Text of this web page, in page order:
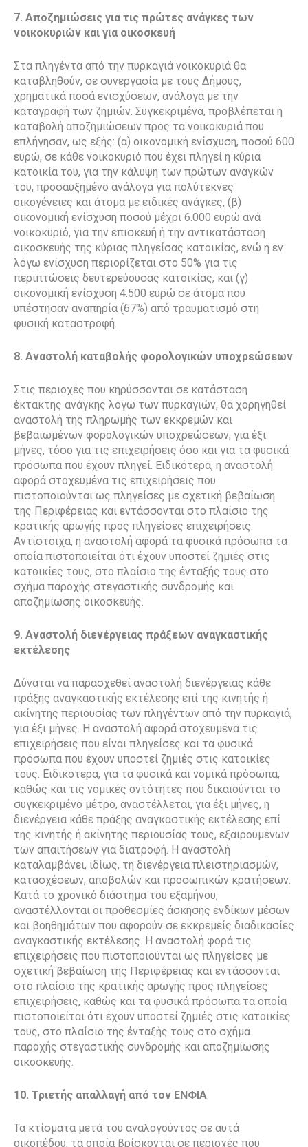
7. Αποζημιώσεις για τις πρώτες ανάγκες των
νοικοκυριών και για οικοσκευή
Στα πληγέντα από την πυρκαγιά νοικοκυριά θα
καταβληθούν, σε συνεργασία με τους Δήμους,
χρηματικά ποσά ενισχύσεων, ανάλογα με την
καταγραφή των ζημιών. Συγκεκριμένα, προβλέπεται η
καταβολή αποζημιώσεων προς τα νοικοκυριά που
επλήγησαν, ως εξής: (α) οικονομική ενίσχυση, ποσού 600
ευρώ, σε κάθε νοικοκυριό που έχει πληγεί η κύρια
κατοικία του, για την κάλυψη των πρώτων αναγκών
του, προσαυξημένο ανάλογα για πολύτεκνες
οικογένειες και άτομα με ειδικές ανάγκες, (β)
οικονομική ενίσχυση ποσού μέχρι 6.000 ευρώ ανά
νοικοκυριό, για την επισκευή ή την αντικατάσταση
οικοσκευής της κύριας πληγείσας κατοικίας, ενώ η εν
λόγω ενίσχυση περιορίζεται στο 50% για τις
περιπτώσεις δευτερεύουσας κατοικίας, και (γ)
οικονομική ενίσχυση 4.500 ευρώ σε άτομα που
υπέστησαν αναπηρία (67%) από τραυματισμό στη
φυσική καταστροφή.
8. Αναστολή καταβολής φορολογικών υποχρεώσεων
Στις περιοχές που κηρύσσονται σε κατάσταση
έκτακτης ανάγκης λόγω των πυρκαγιών, θα χορηγηθεί
αναστολή της πληρωμής των εκκρεμών και
βεβαιωμένων φορολογικών υποχρεώσεων, για έξι
μήνες, τόσο για τις επιχειρήσεις όσο και για τα φυσικά
πρόσωπα που έχουν πληγεί. Ειδικότερα, η αναστολή
αφορά στοχευμένα τις επιχειρήσεις που
πιστοποιούνται ως πληγείσες με σχετική βεβαίωση
της Περιφέρειας και εντάσσονται στο πλαίσιο της
κρατικής αρωγής προς πληγείσες επιχειρήσεις.
Αντίστοιχα, η αναστολή αφορά τα φυσικά πρόσωπα τα
οποία πιστοποιείται ότι έχουν υποστεί ζημιές στις
κατοικίες τους, στο πλαίσιο της ένταξής τους στο
σχήμα παροχής στεγαστικής συνδρομής και
αποζημίωσης οικοσκευής.
9. Αναστολή διενέργειας πράξεων αναγκαστικής
εκτέλεσης
Δύναται να παρασχεθεί αναστολή διενέργειας κάθε
πράξης αναγκαστικής εκτέλεσης επί της κινητής ή
ακίνητης περιουσίας των πληγέντων από την πυρκαγιά,
για έξι μήνες. Η αναστολή αφορά στοχευμένα τις
επιχειρήσεις που είναι πληγείσες και τα φυσικά
πρόσωπα που έχουν υποστεί ζημιές στις κατοικίες
τους. Ειδικότερα, για τα φυσικά και νομικά πρόσωπα,
καθώς και τις νομικές οντότητες που δικαιούνται το
συγκεκριμένο μέτρο, αναστέλλεται, για έξι μήνες, η
διενέργεια κάθε πράξης αναγκαστικής εκτέλεσης επί
της κινητής ή ακίνητης περιουσίας τους, εξαιρουμένων
των απαιτήσεων για διατροφή. Η αναστολή
καταλαμβάνει, ιδίως, τη διενέργεια πλειστηριασμών,
κατασχέσεων, αποβολών και προσωπικών κρατήσεων.
Κατά το χρονικό διάστημα του εξαμήνου,
αναστέλλονται οι προθεσμίες άσκησης ενδίκων μέσων
και βοηθημάτων που αφορούν σε εκκρεμείς διαδικασίες
αναγκαστικής εκτέλεσης. Η αναστολή φορά τις
επιχειρήσεις που πιστοποιούνται ως πληγείσες με
σχετική βεβαίωση της Περιφέρειας και εντάσσονται
στο πλαίσιο της κρατικής αρωγής προς πληγείσες
επιχειρήσεις, καθώς και τα φυσικά πρόσωπα τα οποία
πιστοποιείται ότι έχουν υποστεί ζημιές στις κατοικίες
τους, στο πλαίσιο της ένταξής τους στο σχήμα
παροχής στεγαστικής συνδρομής και αποζημίωσης
οικοσκευής.
10. Τριετής απαλλαγή από τον ΕΝΦΙΑ
Τα κτίσματα μετά του αναλογούντος σε αυτά
οικοπέδου, τα οποία βρίσκονται σε περιοχές που